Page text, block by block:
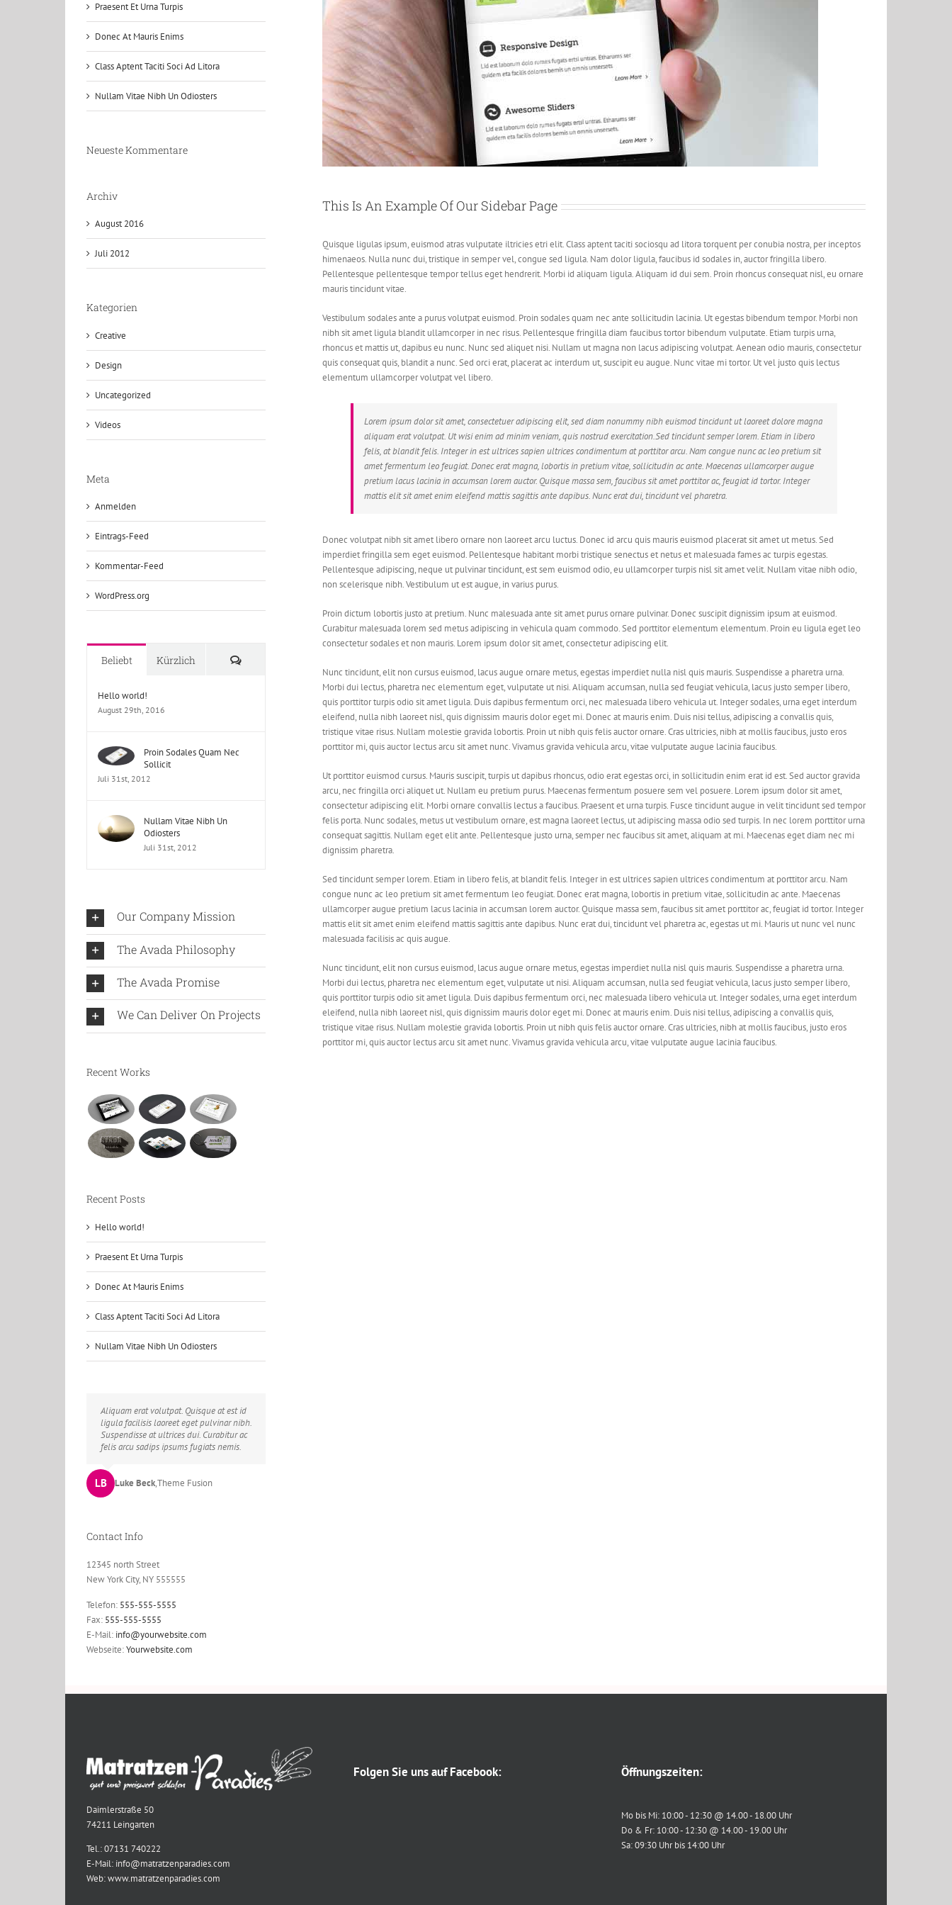
This Is An Example Of Our Sidebar Page
Quisque ligulas ipsum, euismod atras vulputate iltricies etri elit. Class aptent taciti sociosqu ad litora torquent per conubia nostra, per inceptos
himenaeos. Nulla nunc dui, tristique in semper vel, congue sed ligula. Nam dolor ligula, faucibus id sodales in, auctor fringilla libero.
Pellentesque pellentesque tempor tellus eget hendrerit. Morbi id aliquam ligula. Aliquam id dui sem. Proin rhoncus consequat nisl, eu ornare
mauris tincidunt vitae.
Vestibulum sodales ante a purus volutpat euismod. Proin sodales quam nec ante sollicitudin lacinia. Ut egestas bibendum tempor. Morbi non
nibh sit amet ligula blandit ullamcorper in nec risus. Pellentesque fringilla diam faucibus tortor bibendum vulputate. Etiam turpis urna,
rhoncus et mattis ut, dapibus eu nunc. Nunc sed aliquet nisi. Nullam ut magna non lacus adipiscing volutpat. Aenean odio mauris, consectetur
quis consequat quis, blandit a nunc. Sed orci erat, placerat ac interdum ut, suscipit eu augue. Nunc vitae mi tortor. Ut vel justo quis lectus
elementum ullamcorper volutpat vel libero.
Lorem ipsum dolor sit amet, consectetuer adipiscing elit, sed diam nonummy nibh euismod tincidunt ut laoreet dolore magna
aliquam erat volutpat. Ut wisi enim ad minim veniam, quis nostrud exercitation.Sed tincidunt semper lorem. Etiam in libero
felis, at blandit felis. Integer in est ultrices sapien ultrices condimentum at porttitor arcu. Nam congue nunc ac leo pretium sit
amet fermentum leo feugiat. Donec erat magna, lobortis in pretium vitae, sollicitudin ac ante. Maecenas ullamcorper augue
pretium lacus lacinia in accumsan lorem auctor. Quisque massa sem, faucibus sit amet porttitor ac, feugiat id tortor. Integer
mattis elit sit amet enim eleifend mattis sagittis ante dapibus. Nunc erat dui, tincidunt vel pharetra.
Donec volutpat nibh sit amet libero ornare non laoreet arcu luctus. Donec id arcu quis mauris euismod placerat sit amet ut metus. Sed
imperdiet fringilla sem eget euismod. Pellentesque habitant morbi tristique senectus et netus et malesuada fames ac turpis egestas.
Pellentesque adipiscing, neque ut pulvinar tincidunt, est sem euismod odio, eu ullamcorper turpis nisl sit amet velit. Nullam vitae nibh odio,
non scelerisque nibh. Vestibulum ut est augue, in varius purus.
Proin dictum lobortis justo at pretium. Nunc malesuada ante sit amet purus ornare pulvinar. Donec suscipit dignissim ipsum at euismod.
Curabitur malesuada lorem sed metus adipiscing in vehicula quam commodo. Sed porttitor elementum elementum. Proin eu ligula eget leo
consectetur sodales et non mauris. Lorem ipsum dolor sit amet, consectetur adipiscing elit.
Nunc tincidunt, elit non cursus euismod, lacus augue ornare metus, egestas imperdiet nulla nisl quis mauris. Suspendisse a pharetra urna.
Morbi dui lectus, pharetra nec elementum eget, vulputate ut nisi. Aliquam accumsan, nulla sed feugiat vehicula, lacus justo semper libero,
quis porttitor turpis odio sit amet ligula. Duis dapibus fermentum orci, nec malesuada libero vehicula ut. Integer sodales, urna eget interdum
eleifend, nulla nibh laoreet nisl, quis dignissim mauris dolor eget mi. Donec at mauris enim. Duis nisi tellus, adipiscing a convallis quis,
tristique vitae risus. Nullam molestie gravida lobortis. Proin ut nibh quis felis auctor ornare. Cras ultricies, nibh at mollis faucibus, justo eros
porttitor mi, quis auctor lectus arcu sit amet nunc. Vivamus gravida vehicula arcu, vitae vulputate augue lacinia faucibus.
Ut porttitor euismod cursus. Mauris suscipit, turpis ut dapibus rhoncus, odio erat egestas orci, in sollicitudin enim erat id est. Sed auctor gravida
arcu, nec fringilla orci aliquet ut. Nullam eu pretium purus. Maecenas fermentum posuere sem vel posuere. Lorem ipsum dolor sit amet,
consectetur adipiscing elit. Morbi ornare convallis lectus a faucibus. Praesent et urna turpis. Fusce tincidunt augue in velit tincidunt sed tempor
felis porta. Nunc sodales, metus ut vestibulum ornare, est magna laoreet lectus, ut adipiscing massa odio sed turpis. In nec lorem porttitor urna
consequat sagittis. Nullam eget elit ante. Pellentesque justo urna, semper nec faucibus sit amet, aliquam at mi. Maecenas eget diam nec mi
dignissim pharetra.
Sed tincidunt semper lorem. Etiam in libero felis, at blandit felis. Integer in est ultrices sapien ultrices condimentum at porttitor arcu. Nam
congue nunc ac leo pretium sit amet fermentum leo feugiat. Donec erat magna, lobortis in pretium vitae, sollicitudin ac ante. Maecenas
ullamcorper augue pretium lacus lacinia in accumsan lorem auctor. Quisque massa sem, faucibus sit amet porttitor ac, feugiat id tortor. Integer
mattis elit sit amet enim eleifend mattis sagittis ante dapibus. Nunc erat dui, tincidunt vel pharetra ac, egestas ut mi. Mauris ut nunc vel nunc
malesuada facilisis ac quis augue.
Nunc tincidunt, elit non cursus euismod, lacus augue ornare metus, egestas imperdiet nulla nisl quis mauris. Suspendisse a pharetra urna.
Morbi dui lectus, pharetra nec elementum eget, vulputate ut nisi. Aliquam accumsan, nulla sed feugiat vehicula, lacus justo semper libero,
quis porttitor turpis odio sit amet ligula. Duis dapibus fermentum orci, nec malesuada libero vehicula ut. Integer sodales, urna eget interdum
eleifend, nulla nibh laoreet nisl, quis dignissim mauris dolor eget mi. Donec at mauris enim. Duis nisi tellus, adipiscing a convallis quis,
tristique vitae risus. Nullam molestie gravida lobortis. Proin ut nibh quis felis auctor ornare. Cras ultricies, nibh at mollis faucibus, justo eros
porttitor mi, quis auctor lectus arcu sit amet nunc. Vivamus gravida vehicula arcu, vitae vulputate augue lacinia faucibus.
Praesent Et Urna Turpis
Donec At Mauris Enims
Class Aptent Taciti Soci Ad Litora
Nullam Vitae Nibh Un Odiosters
Neueste Kommentare
Archiv
August 2016
Juli 2012
Kategorien
Creative
Design
Uncategorized
Videos
Meta
Anmelden
Eintrags-Feed
Kommentar-Feed
WordPress.org
Beliebt Kürzlich Kommentare
Hello world!
August 29th, 2016
Proin Sodales Quam Nec
Sollicit
Juli 31st, 2012
Nullam Vitae Nibh Un
Odiosters
Juli 31st, 2012
Our Company Mission
The Avada Philosophy
The Avada Promise
We Can Deliver On Projects
Recent Works
Recent Posts
Hello world!
Praesent Et Urna Turpis
Donec At Mauris Enims
Class Aptent Taciti Soci Ad Litora
Nullam Vitae Nibh Un Odiosters
Neque porro quisquam est, qui dolorem
ipsum quia dolor sit amet, consec tetur,
adipisci velit, sed quia non numquam
eius modi tempora voluptas amets unser.
JD John Doe,My Company
Aliquam erat volutpat. Quisque at est id
ligula facilisis laoreet eget pulvinar nibh.
Suspendisse at ultrices dui. Curabitur ac
felis arcu sadips ipsums fugiats nemis.
LB Luke Beck,Theme Fusion
Contact Info
12345 north Street
New York City, NY 555555
Telefon: 555-555-5555
Fax: 555-555-5555
E-Mail: info@yourwebsite.com
Webseite:Yourwebsite.com
Daimlerstraße 50
74211 Leingarten
Tel.: 07131 740222
E-Mail: info@matratzenparadies.com
Web: www.matratzenparadies.com
Folgen Sie uns auf Facebook: Öffnungszeiten:
Mo bis Mi: 10:00 - 12:30 @ 14.00 - 18.00 Uhr
Do & Fr: 10:00 - 12:30 @ 14.00 - 19.00 Uhr
Sa: 09:30 Uhr bis 14:00 Uhr